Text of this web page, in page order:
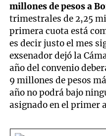
millones de pesos a
trimestrales de 2,25
primera cuota está
es decir justo el mes
exsenador dejó la
año del convenio
9 millones de pesos
año no podrá bajo
asignado en el primer